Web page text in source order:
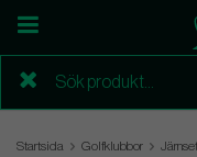
Startsida Golfklubbor
Järnset